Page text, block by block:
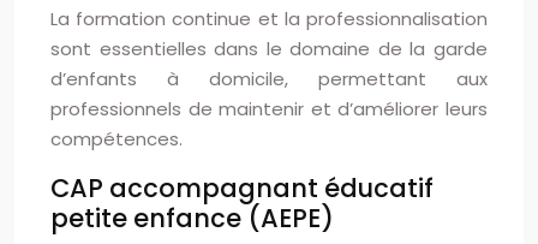
La formation continue et la professionnalisation
sont essentielles dans le domaine de la garde
d’enfants à domicile, permettant aux
professionnels de maintenir et d’améliorer leurs
compétences.
CAP accompagnant éducatif
petite enfance (AEPE)